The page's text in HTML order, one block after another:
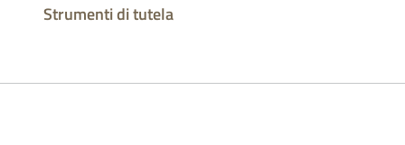
Strumenti di tutela